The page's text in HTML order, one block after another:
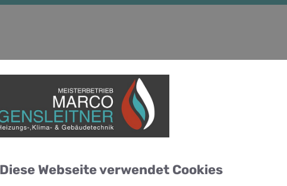
Diese Webseite verwendet Cookies